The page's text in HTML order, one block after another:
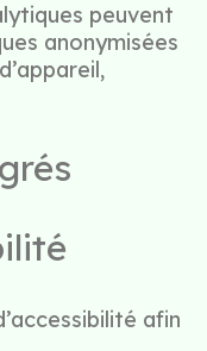
peuvent
anonymisées
afin